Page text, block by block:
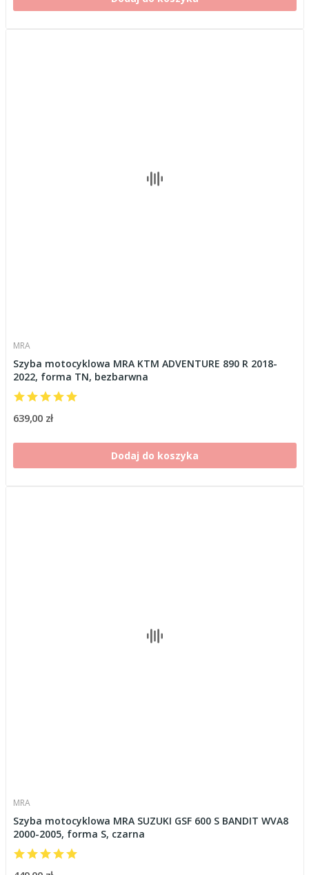
MRA
Szyba motocyklowa MRA KTM ADVENTURE 890 R 2018-
2022, forma TN, bezbarwna
639,00 zł
Dodaj do koszyka
MRA
Szyba motocyklowa MRA SUZUKI GSF 600 S BANDIT WVA8
2000-2005, forma S, czarna